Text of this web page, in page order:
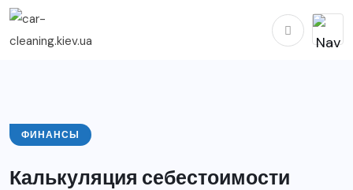
ФИНАНСЫ
Калькуляция себестоимости